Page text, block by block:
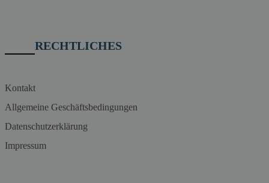
RECHTLICHES
Kontakt
Allgemeine Geschäftsbedingungen
Datenschutzerklärung
Impressum